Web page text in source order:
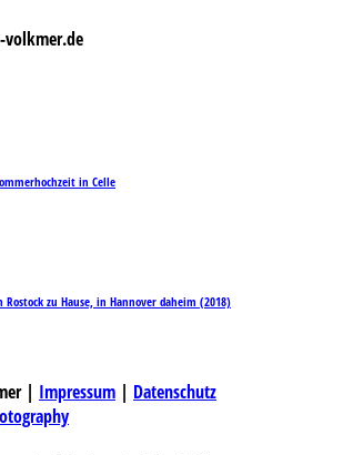
volkmer.de
in Celle
zu Hause, in Hannover daheim (2018)
| Impressum | Datenschutz